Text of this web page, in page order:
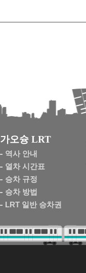
가오슝 LRT
역사 안내
열차 시간표
승차 규정
승차 방법
LRT 일반 승차권